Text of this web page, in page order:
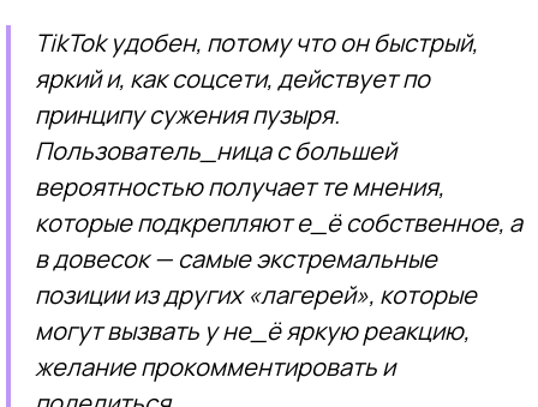
TikTok удобен, потому что он быстрый,
яркий и, как соцсети, действует по
принципу сужения пузыря.
Пользователь_ница с большей
вероятностью получает те мнения,
которые подкрепляют е_ё собственное, а
в довесок — самые экстремальные
позиции из других «лагерей», которые
могут вызвать у не_ё яркую реакцию,
желание прокомментировать и